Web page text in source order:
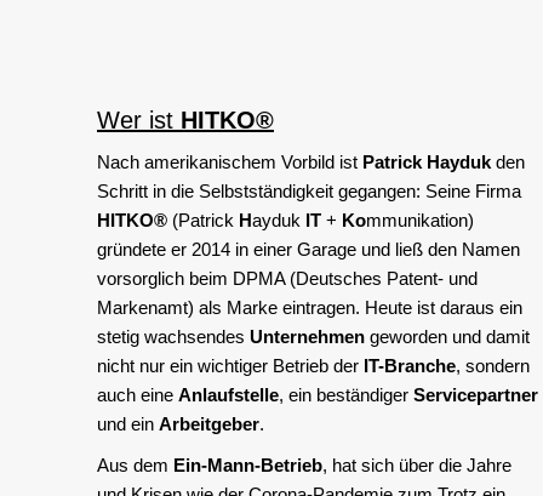
Wer ist HITKO®
Nach amerikanischem Vorbild ist Patrick Hayduk den
Schritt in die Selbstständigkeit gegangen: Seine Firma
HITKO® (Patrick Hayduk IT + Kommunikation)
gründete er 2014 in einer Garage und ließ den Namen
vorsorglich beim DPMA (Deutsches Patent- und
Markenamt) als Marke eintragen. Heute ist daraus ein
stetig wachsendes Unternehmen geworden und damit
nicht nur ein wichtiger Betrieb der IT-Branche, sondern
auch eine Anlaufstelle, ein beständiger Servicepartner
und ein Arbeitgeber.
Aus dem Ein-Mann-Betrieb, hat sich über die Jahre